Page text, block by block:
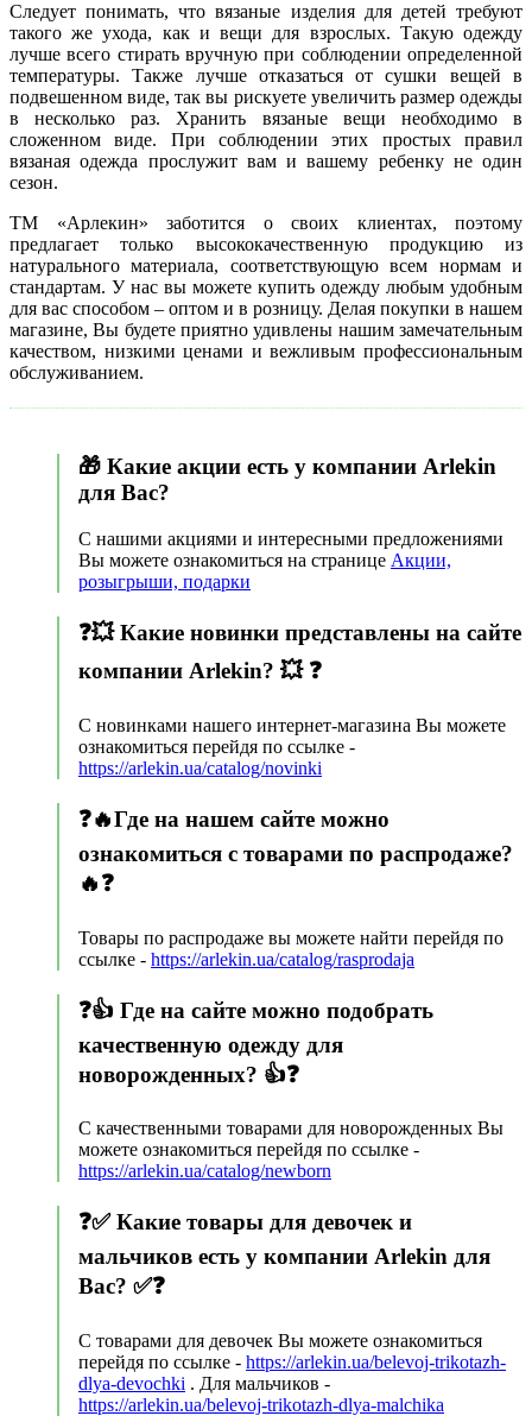
Следует понимать, что вязаные изделия для детей требуют
такого же ухода, как и вещи для взрослых. Такую одежду
лучше всего стирать вручную при соблюдении определенной
температуры. Также лучше отказаться от сушки вещей в
подвешенном виде, так вы рискуете увеличить размер одежды
в несколько раз. Хранить вязаные вещи необходимо в
сложенном виде. При соблюдении этих простых правил
вязаная одежда прослужит вам и вашему ребенку не один
сезон.
ТМ «Арлекин» заботится о своих клиентах, поэтому
предлагает только высококачественную продукцию из
натурального материала, соответствующую всем нормам и
стандартам. У нас вы можете купить одежду любым удобным
для вас способом – оптом и в розницу. Делая покупки в нашем
магазине, Вы будете приятно удивлены нашим замечательным
качеством, низкими ценами и вежливым профессиональным
обслуживанием.
🎁 Какие акции есть у компании Arlekin
для Вас?
С нашими акциями и интересными предложениями
Вы можете ознакомиться на странице Акции,
розыгрыши, подарки
❓💥 Какие новинки представлены на сайте
компании Arlekin? 💥 ❓
С новинками нашего интернет-магазина Вы можете
ознакомиться перейдя по ссылке -
https://arlekin.ua/catalog/novinki
❓🔥Где на нашем сайте можно
ознакомиться с товарами по распродаже?
🔥❓
Товары по распродаже вы можете найти перейдя по
ссылке - https://arlekin.ua/catalog/rasprodaja
❓👍 Где на сайте можно подобрать
качественную одежду для
новорожденных? 👍❓
С качественными товарами для новорожденных Вы
можете ознакомиться перейдя по ссылке -
https://arlekin.ua/catalog/newborn
❓✅ Какие товары для девочек и
мальчиков есть у компании Arlekin для
Вас? ✅❓
С товарами для девочек Вы можете ознакомиться
перейдя по ссылке - https://arlekin.ua/belevoj-trikotazh-
dlya-devochki . Для мальчиков -
https://arlekin.ua/belevoj-trikotazh-dlya-malchika